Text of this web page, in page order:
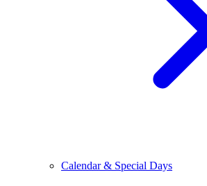
Calendar & Special Days